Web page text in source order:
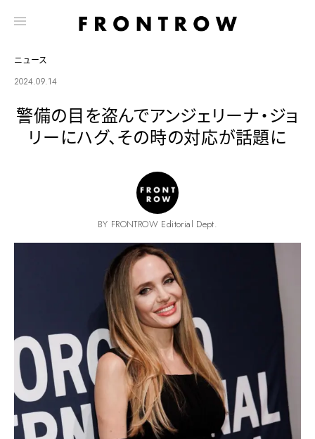
ニュース
2024.09.14
警備の目を盗んでアンジェリーナ・ジョ
リーにハグ、その時の対応が話題に
BY FRONTROW Editorial Dept.